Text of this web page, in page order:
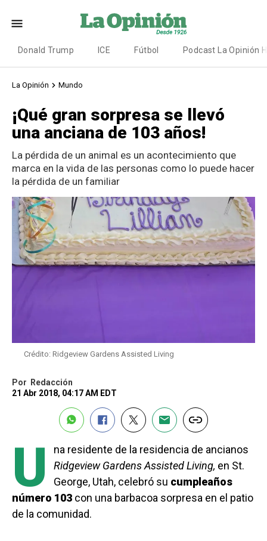
Donald Trump ICE Fútbol Podcast La Opinión
La Opinión Mundo
¡Qué gran sorpresa se llevó
una anciana de 103 años!
La pérdida de un animal es un acontecimiento que
marca en la vida de las personas como lo puede hacer
la pérdida de un familiar
Crédito: Ridgeview Gardens Assisted Living
Por
Redacción
21 Abr 2018, 04:17 AM EDT
U
na residente de la residencia de ancianos
Ridgeview Gardens Assisted Living, en St.
George, Utah, celebró su cumpleaños
número 103 con una barbacoa sorpresa en el patio
de la comunidad.